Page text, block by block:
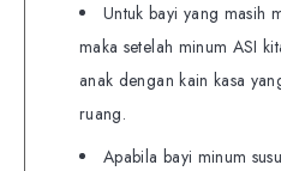
Untuk bayi yang masih
maka setelah minum ASI
anak dengan kain kasa
ruang.
Apabila bayi minum